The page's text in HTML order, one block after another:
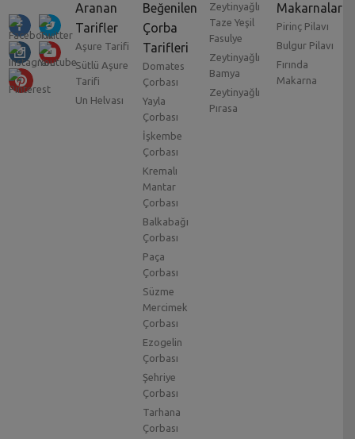
Aranan
Tarifler
Aşure Tarifi
Sütlü Aşure
Tarifi
Un Helvası
Beğenilen
Çorba
Tarifleri
Domates
Çorbası
Yayla
Çorbası
İşkembe
Çorbası
Kremalı
Mantar
Çorbası
Balkabağı
Çorbası
Paça
Çorbası
Süzme
Mercimek
Çorbası
Ezogelin
Çorbası
Şehriye
Çorbası
Tarhana
Çorbası
Zeytinyağlı
Taze Yeşil
Fasulye
Zeytinyağlı
Bamya
Zeytinyağlı
Pırasa
Makarnalar
Pirinç Pilavı
Bulgur Pilavı
Fırında
Makarna